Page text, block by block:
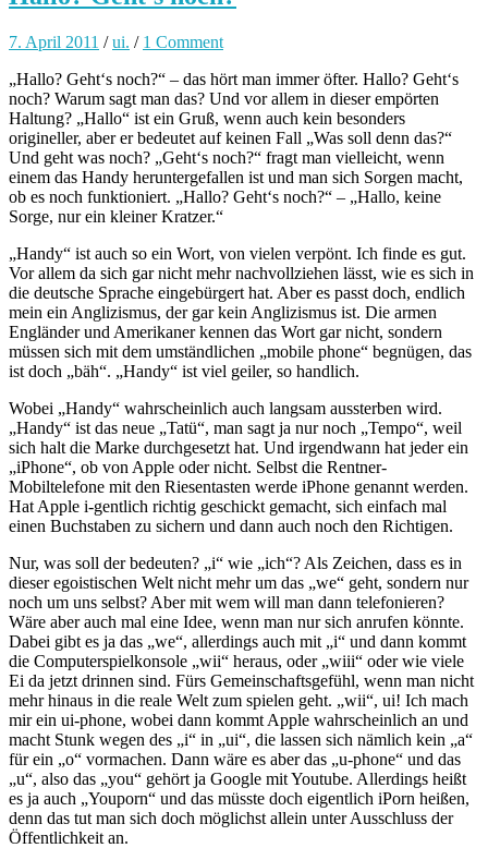
7. April 2011 /ui. / 1 Comment
„Hallo? Geht‘s noch?“ – das hört man immer öfter. Hallo? Geht‘s
noch? Warum sagt man das? Und vor allem in dieser empörten
Haltung? „Hallo“ ist ein Gruß, wenn auch kein besonders
origineller, aber er bedeutet auf keinen Fall „Was soll denn das?“
Und geht was noch? „Geht‘s noch?“ fragt man vielleicht, wenn
einem das Handy heruntergefallen ist und man sich Sorgen macht,
ob es noch funktioniert. „Hallo? Geht‘s noch?“ – „Hallo, keine
Sorge, nur ein kleiner Kratzer.“
„Handy“ ist auch so ein Wort, von vielen verpönt. Ich finde es gut.
Vor allem da sich gar nicht mehr nachvollziehen lässt, wie es sich in
die deutsche Sprache eingebürgert hat. Aber es passt doch, endlich
mein ein Anglizismus, der gar kein Anglizismus ist. Die armen
Engländer und Amerikaner kennen das Wort gar nicht, sondern
müssen sich mit dem umständlichen „mobile phone“ begnügen, das
ist doch „bäh“. „Handy“ ist viel geiler, so handlich.
Wobei „Handy“ wahrscheinlich auch langsam aussterben wird.
„Handy“ ist das neue „Tatü“, man sagt ja nur noch „Tempo“, weil
sich halt die Marke durchgesetzt hat. Und irgendwann hat jeder ein
„iPhone“, ob von Apple oder nicht. Selbst die Rentner-
Mobiltelefone mit den Riesentasten werde iPhone genannt werden.
Hat Apple i-gentlich richtig geschickt gemacht, sich einfach mal
einen Buchstaben zu sichern und dann auch noch den Richtigen.
Nur, was soll der bedeuten? „i“ wie „ich“? Als Zeichen, dass es in
dieser egoistischen Welt nicht mehr um das „we“ geht, sondern nur
noch um uns selbst? Aber mit wem will man dann telefonieren?
Wäre aber auch mal eine Idee, wenn man nur sich anrufen könnte.
Dabei gibt es ja das „we“, allerdings auch mit „i“ und dann kommt
die Computerspielkonsole „wii“ heraus, oder „wiii“ oder wie viele
Ei da jetzt drinnen sind. Fürs Gemeinschaftsgefühl, wenn man nicht
mehr hinaus in die reale Welt zum spielen geht. „wii“, ui! Ich mach
mir ein ui-phone, wobei dann kommt Apple wahrscheinlich an und
macht Stunk wegen des „i“ in „ui“, die lassen sich nämlich kein „a“
für ein „o“ vormachen. Dann wäre es aber das „u-phone“ und das
„u“, also das „you“ gehört ja Google mit Youtube. Allerdings heißt
es ja auch „Youporn“ und das müsste doch eigentlich iPorn heißen,
denn das tut man sich doch möglichst allein unter Ausschluss der
Öffentlichkeit an.